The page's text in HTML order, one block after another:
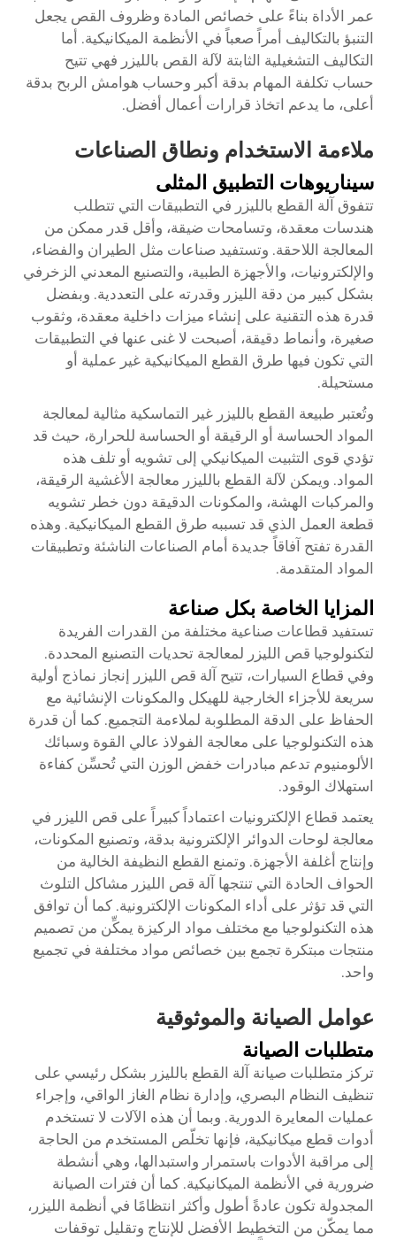
عمر الأداة بناءً على خصائص المادة وظروف القص يجعل
التنبؤ بالتكاليف أمراً صعباً في الأنظمة الميكانيكية. أما
التكاليف التشغيلية الثابتة لآلة القص بالليزر فهي تتيح
حساب تكلفة المهام بدقة أكبر وحساب هوامش الربح بدقة
أعلى، ما يدعم اتخاذ قرارات أعمال أفضل.
ملاءمة الاستخدام ونطاق الصناعات
سيناريوهات التطبيق المثلى
تتفوق آلة القطع بالليزر في التطبيقات التي تتطلب
هندسات معقدة، وتسامحات ضيقة، وأقل قدر ممكن من
المعالجة اللاحقة. وتستفيد صناعات مثل الطيران والفضاء،
والإلكترونيات، والأجهزة الطبية، والتصنيع المعدني الزخرفي
بشكل كبير من دقة الليزر وقدرته على التعددية. وبفضل
قدرة هذه التقنية على إنشاء ميزات داخلية معقدة، وثقوب
صغيرة، وأنماط دقيقة، أصبحت لا غنى عنها في التطبيقات
التي تكون فيها طرق القطع الميكانيكية غير عملية أو
مستحيلة.
وتُعتبر طبيعة القطع بالليزر غير التماسكية مثالية لمعالجة
المواد الحساسة أو الرقيقة أو الحساسة للحرارة، حيث قد
تؤدي قوى التثبيت الميكانيكي إلى تشويه أو تلف هذه
المواد. ويمكن لآلة القطع بالليزر معالجة الأغشية الرقيقة،
والمركبات الهشة، والمكونات الدقيقة دون خطر تشويه
قطعة العمل الذي قد تسببه طرق القطع الميكانيكية. وهذه
القدرة تفتح آفاقاً جديدة أمام الصناعات الناشئة وتطبيقات
المواد المتقدمة.
المزايا الخاصة بكل صناعة
تستفيد قطاعات صناعية مختلفة من القدرات الفريدة
لتكنولوجيا قص الليزر لمعالجة تحديات التصنيع المحددة.
وفي قطاع السيارات، تتيح آلة قص الليزر إنجاز نماذج أولية
سريعة للأجزاء الخارجية للهيكل والمكونات الإنشائية مع
الحفاظ على الدقة المطلوبة لملاءمة التجميع. كما أن قدرة
هذه التكنولوجيا على معالجة الفولاذ عالي القوة وسبائك
الألومنيوم تدعم مبادرات خفض الوزن التي تُحسِّن كفاءة
استهلاك الوقود.
يعتمد قطاع الإلكترونيات اعتماداً كبيراً على قص الليزر في
معالجة لوحات الدوائر الإلكترونية بدقة، وتصنيع المكونات،
وإنتاج أغلفة الأجهزة. وتمنع القطع النظيفة الخالية من
الحواف الحادة التي تنتجها آلة قص الليزر مشاكل التلوث
التي قد تؤثر على أداء المكونات الإلكترونية. كما أن توافق
هذه التكنولوجيا مع مختلف مواد الركيزة يمكِّن من تصميم
منتجات مبتكرة تجمع بين خصائص مواد مختلفة في تجميع
واحد.
عوامل الصيانة والموثوقية
متطلبات الصيانة
تركز متطلبات صيانة آلة القطع بالليزر بشكل رئيسي على
تنظيف النظام البصري، وإدارة نظام الغاز الواقي، وإجراء
عمليات المعايرة الدورية. وبما أن هذه الآلات لا تستخدم
أدوات قطع ميكانيكية، فإنها تخلّص المستخدم من الحاجة
إلى مراقبة الأدوات باستمرار واستبدالها، وهي أنشطة
ضرورية في الأنظمة الميكانيكية. كما أن فترات الصيانة
المجدولة تكون عادةً أطول وأكثر انتظامًا في أنظمة الليزر،
مما يمكّن من التخطيط الأفضل للإنتاج وتقليل توقفات